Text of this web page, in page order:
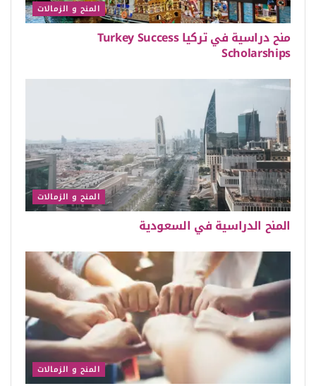
المنح و الزمالات
منح دراسية في تركيا Turkey Success
Scholarships
المنح و الزمالات
المنح الدراسية في السعودية
المنح و الزمالات